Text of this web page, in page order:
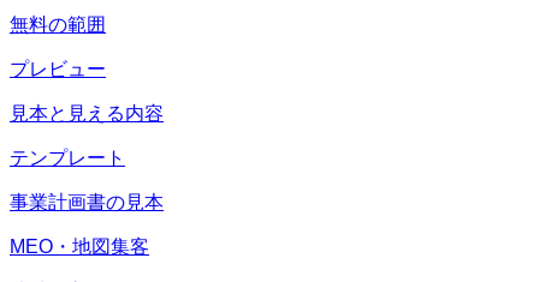
無料の範囲
プレビュー
見本と見える内容
テンプレート
事業計画書の見本
MEO・地図集客